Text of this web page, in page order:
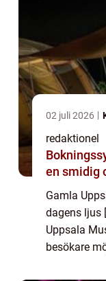
02 juli 2026
redaktionel
en smidig
Gamla
dagens ljus
Uppsala
besökare